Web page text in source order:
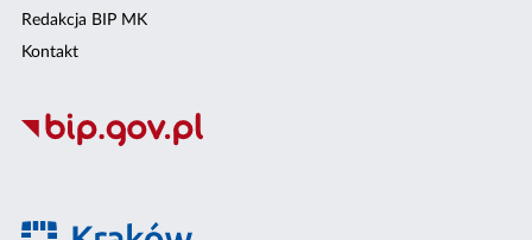
Redakcja BIP MK
Kontakt